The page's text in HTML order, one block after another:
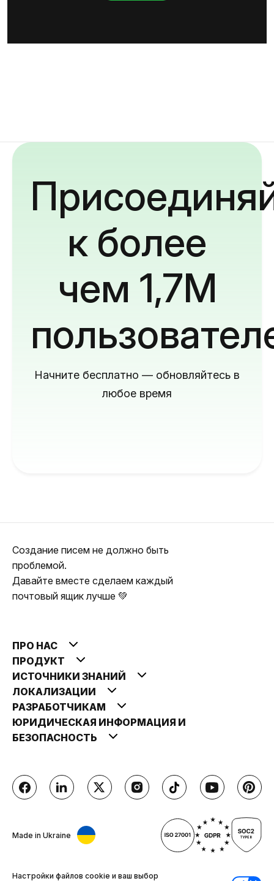
к более
чем 1,7M
Начните бесплатно — обновляйтесь в
любое время
Создание писем не должно быть
проблемой.
Давайте вместе сделаем каждый
почтовый ящик лучше 💚
ПРО НАС
ПРОДУКТ
ИСТОЧНИКИ ЗНАНИЙ
ЛОКАЛИЗАЦИИ
РАЗРАБОТЧИКАМ
ЮРИДИЧЕСКАЯ ИНФОРМАЦИЯ И
БЕЗОПАСНОСТЬ
Made in Ukraine
Настройки файлов cookie и ваш выбор